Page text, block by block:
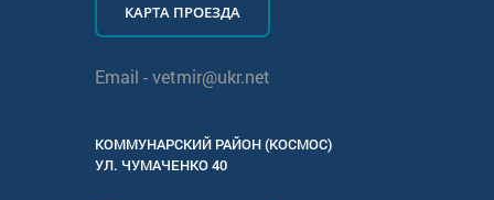
КАРТА ПРОЕЗДА
Email -vetmir@ukr.net
КОММУНАРСКИЙ РАЙОН (КОСМОС)
УЛ. ЧУМАЧЕНКО 40